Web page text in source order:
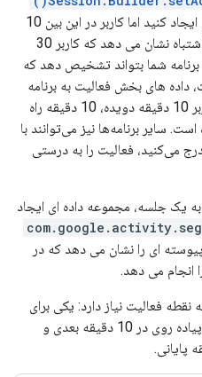
یک جلسه در حال اجرا 30 دقیقه ای ایجاد کنید اما کاربر در این بین 10
دقیقه استراحت کند، برنامه شما به اشتباه نشان می دهد که کاربر 30
شما بتواند تشخیص دهد که
داده های بخش فعالیت به برنامه
شما اجازه می دهد نشان دهد که کاربر 10 دقیقه دویده، 10 دقیقه راه
دویده است. سایر برنامه‌ها نیز می‌توانند با
می‌کنید، فعالیت را به درستی
یک جلسه، مجموعه داده ای ایجاد
ای را نشان می دهد که در
انجام می دهد.
فعالیت نیاز دارد: یکی برای
دویدن در 10 دقیقه اول، یکی برای پیاده روی در 10 دقیقه بعدی و